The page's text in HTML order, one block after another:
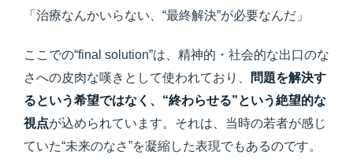
「治療なんかいらない、“最終解決”が必要なんだ」
ここでの“final solution”は、精神的・社会的な出口のな
さへの皮肉な嘆きとして使われており、
問題を解決す
るという希望ではなく、“終わらせる”という絶望的な
視点が込められています。それは、当時の若者が感じ
ていた“未来のなさ”を凝縮した表現でもあるのです。